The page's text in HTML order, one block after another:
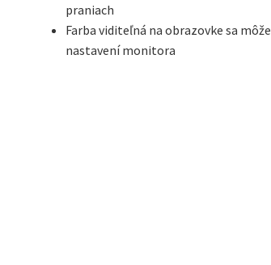
praniach
Farba viditeľná na obrazovke sa môže
nastavení monitora